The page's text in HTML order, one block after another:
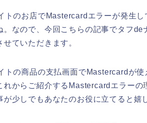
トのお店でMastercardエラーが発生
。なので、今回こちらの記事でタフ
ていただきます。
トの商品の支払画面でMastercardが使
れからご紹介するMastercardエラーの
少しでもあなたのお役に立てると嬉